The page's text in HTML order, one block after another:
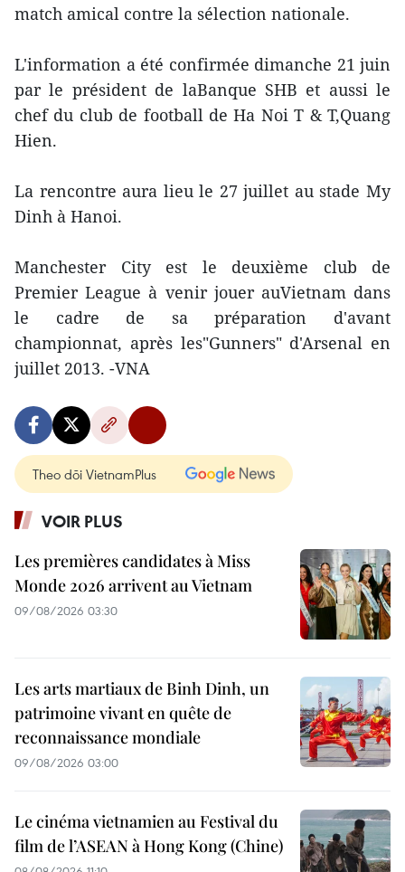
match amical contre la sélection nationale.
L'information a été confirmée dimanche 21 juin
par le président de laBanque SHB et aussi le
chef du club de football de Ha Noi T & T,Quang
Hien.
La rencontre aura lieu le 27 juillet au stade My
Dinh à Hanoi.
Manchester City est le deuxième club de
Premier League à venir jouer auVietnam dans
le cadre de sa préparation d'avant
championnat, après les"Gunners" d'Arsenal en
juillet 2013. -VNA
Theo dõi VietnamPlus
VOIR PLUS
Les premières candidates à Miss
Monde 2026 arrivent au Vietnam
09/08/2026 03:30
Les arts martiaux de Binh Dinh, un
patrimoine vivant en quête de
reconnaissance mondiale
09/08/2026 03:00
Le cinéma vietnamien au Festival du
film de l’ASEAN à Hong Kong (Chine)